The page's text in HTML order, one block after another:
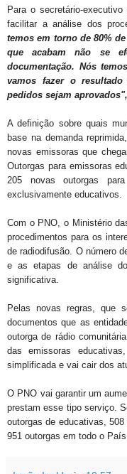
Para o secretário-
facilitar a análise dos
temos em torno de 80%
que acabam não se
documentação. Nós
vamos fazer o
pedidos sejam aprovados",
A definição sobre quais
base na demanda
novas emissoras que
Outorgas para emissoras
205 novas outorgas
exclusivamente educativos.
Com o PNO, o Ministério
procedimentos para os
de radiodifusão. O número
e as etapas de análise
significativa.
Pelas novas regras, que
documentos que as
outorga de rádio
das emissoras
simplificada e vai cair dos
O PNO vai garantir um
prestam esse tipo serviço.
outorgas de educativas,
951 outorgas em todo o País.